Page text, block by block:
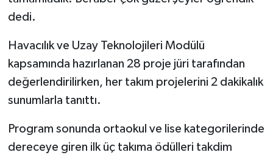
dedi.
Havacılık ve Uzay Teknolojileri Modülü
kapsamında hazırlanan 28 proje jüri tarafından
değerlendirilirken, her takım projelerini 2 dakikalık
sunumlarla tanıttı.
Program sonunda ortaokul ve lise kategorilerinde
dereceye giren ilk üç takıma ödülleri takdim